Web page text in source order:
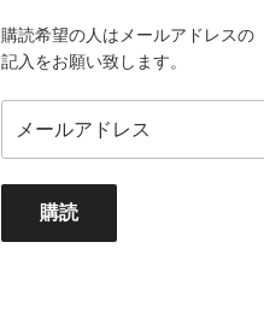
購読希望の人はメールアドレスの
記入をお願い致します。
ル
ア
レ
購読